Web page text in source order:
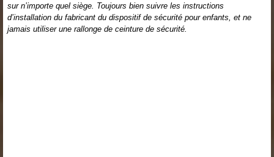
sur n’importe quel siège. Toujours bien suivre les instructions
d’installation du fabricant du dispositif de sécurité pour enfants, et ne
jamais utiliser une rallonge de ceinture de sécurité.